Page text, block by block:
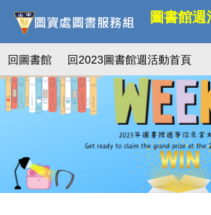
跳
要
內
容
圖書館週
回圖書館 回2023圖書館週活動首頁